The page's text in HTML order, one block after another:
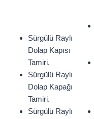
Sürgülü Raylı
Dolap Kapısı
Tamiri.
Sürgülü Raylı
Dolap Kapağı
Tamiri.
Sürgülü Raylı